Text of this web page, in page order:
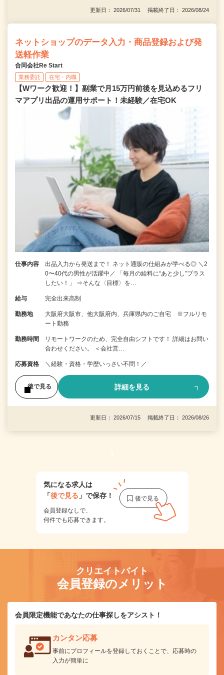
更新日： 2026/07/31 掲載終了日： 2026/08/24
ネットショップのデータ入力・商品登録および発
送軽作業
合同会社Re Start
業務委託 在宅・内職
【Wワーク歓迎！】副業で月15万円前後を見込めるフリ
マアプリ出品の運用サポート！未経験／在宅OK
仕事内容
出品入力から発送まで！ ネット通販の仕組みが学べる◎ ＼2
0〜40代の男性が活躍中／ 「毎月の給料に“あと少し”プラス
したい！」 ⇒そんな〈目標〉を…
給与 完全出来高制
勤務地
大阪府大阪市、他大阪府内、兵庫県内のご自宅 ※フルリモ
ート勤務
勤務時間
リモートワークのため、完全自由シフトです！ 詳細はお問い
合わせください。 ＜会社営…
応募資格 ＼経験・資格・学歴いっさい不問！／
後で見る 詳細を見る
更新日： 2026/07/15 掲載終了日： 2026/08/26
1
気になる求人は
「後で見る 」で保存！
会員登録なしで、
何件でも応募できます。
クリエイトバイト
会員登録のメリット
会員限定機能であなたの仕事探しをアシスト！
カンタン応募
事前にプロフィールを登録しておくことで、応募時の
入力が簡単に